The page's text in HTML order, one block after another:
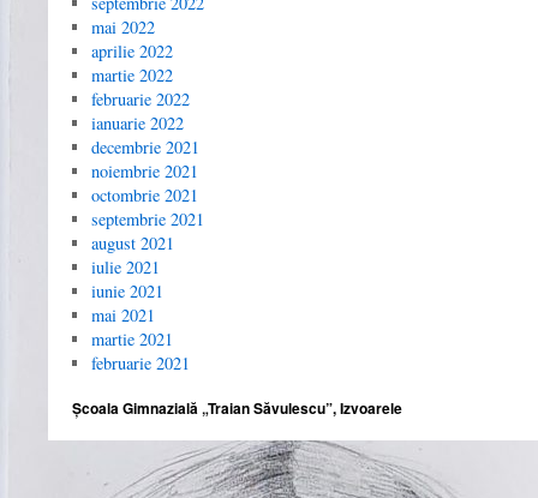
mai 2022
aprilie 2022
martie 2022
februarie 2022
ianuarie 2022
decembrie 2021
noiembrie 2021
octombrie 2021
septembrie 2021
august 2021
iulie 2021
iunie 2021
mai 2021
martie 2021
februarie 2021
Școala Gimnazială „Traian Săvulescu”, Izvoarele